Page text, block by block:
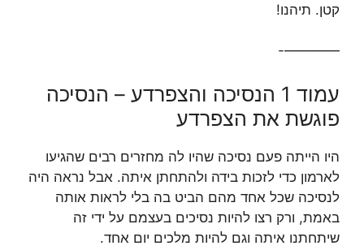
i
e
o
קטן. תיהנו!
————-
עמוד 1 הנסיכה והצפרדע – הנסיכה
פוגשת את הצפרדע
היו הייתה פעם נסיכה שהיו לה מחזרים רבים שהגיעו
לארמון כדי לזכות בידה ולהתחתן איתה. אבל נראה היה
לנסיכה שכל אחד מהם הביט בה בלי לראות אותה
באמת, ורק רצו להיות נסיכים בעצמם על ידי זה
שיתחתנו איתה וגם להיות מלכים יום אחד.